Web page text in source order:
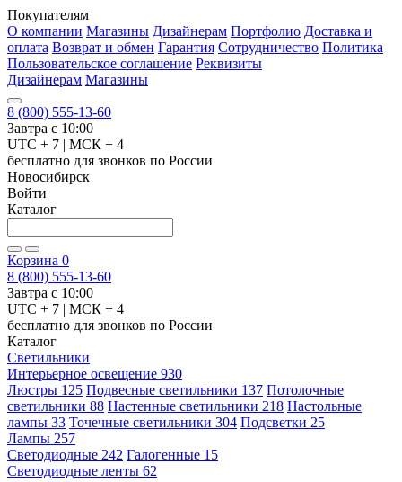
Покупателям
О компании Магазины Дизайнерам Портфолио Доставка и
оплата Возврат и обмен Гарантия Сотрудничество Политика
Пользовательское соглашение Реквизиты
Дизайнерам Магазины
8 (800) 555-13-60
Завтра с 10:00
UTC + 7 | МСК + 4
бесплатно для звонков по России
Новосибирск
Войти
Каталог
Корзина 0
8 (800) 555-13-60
Завтра с 10:00
UTC + 7 | МСК + 4
бесплатно для звонков по России
Каталог
Светильники
Интерьерное освещение 930
Люстры 125 Подвесные светильники 137 Потолочные
светильники 88 Настенные светильники 218 Настольные
лампы 33 Точечные светильники 304 Подсветки 25
Лампы 257
Светодиодные 242 Галогенные 15
Светодиодные ленты 62